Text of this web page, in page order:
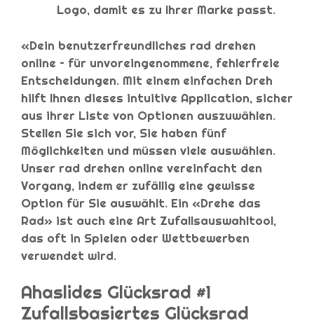
Logo, damit es zu Ihrer Marke passt.
«Dein benutzerfreundliches rad drehen
online – für unvoreingenommene, fehlerfreie
Entscheidungen. Mit einem einfachen Dreh
hilft Ihnen dieses intuitive Application, sicher
aus ihrer Liste von Optionen auszuwählen.
Stellen Sie sich vor, Sie haben fünf
Möglichkeiten und müssen viele auswählen.
Unser rad drehen online vereinfacht den
Vorgang, indem er zufällig eine gewisse
Option für Sie auswählt. Ein «Drehe das
Rad» ist auch eine Art Zufallsauswahltool,
das oft in Spielen oder Wettbewerben
verwendet wird.
Ahaslides Glücksrad #1
Zufallsbasiertes Glücksrad